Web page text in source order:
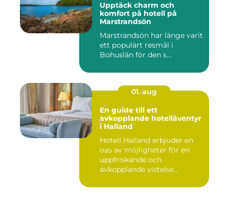
Upptäck charm och
komfort på hotell på
Marstrandsön
Marstrandsön har länge varit
ett populärt resmål i
Bohuslän för den s...
01. aug
En guide till ett
avkopplande hotelläventyr
i Halland
Hotell Halland erbjuder en
oas av möjligheter för en
uppfriskande och
avkopplande vistelse...